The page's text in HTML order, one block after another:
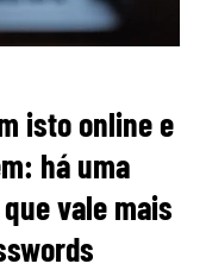
isto online e
há uma
vale mais